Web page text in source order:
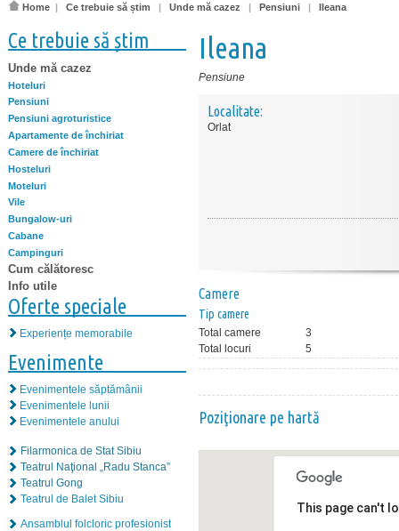
Home | Ce trebuie să știm | Unde mă cazez | Pensiuni | Ileana
Ce trebuie să știm
Unde mă cazez
Hoteluri
Pensiuni
Pensiuni agroturistice
Apartamente de închiriat
Camere de închiriat
Hosteluri
Moteluri
Vile
Bungalow-uri
Cabane
Campinguri
Cum călătoresc
Info utile
Oferte speciale
Experiențe memorabile
Evenimente
Evenimentele săptămânii
Evenimentele lunii
Evenimentele anului
Filarmonica de Stat Sibiu
Teatrul Naţional „Radu Stanca”
Teatrul Gong
Teatrul de Balet Sibiu
Ansamblul folcloric profesionist
Ileana
Pensiune
Localitate:
Orlat
Camere
Tip camere
Total camere
3
Total locuri
5
Poziţionare pe hartă
This page can't